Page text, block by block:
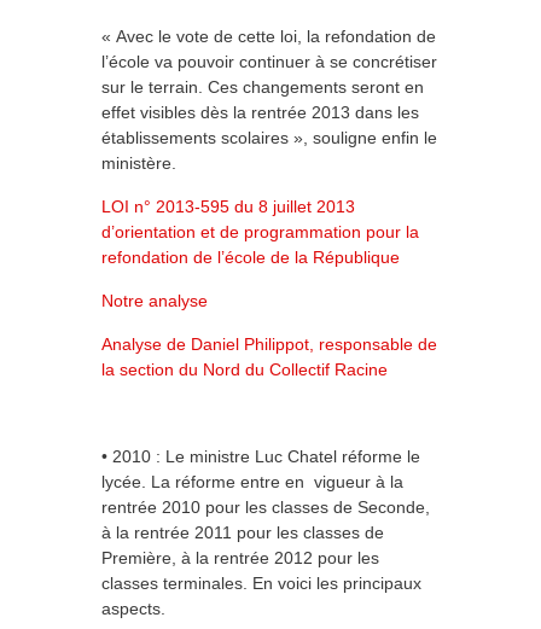
« Avec le vote de cette loi, la refondation de
l’école va pouvoir continuer à se concrétiser
sur le terrain. Ces changements seront en
effet visibles dès la rentrée 2013 dans les
établissements scolaires », souligne enfin le
ministère.
LOI n° 2013-595 du 8 juillet 2013
d’orientation et de programmation pour la
refondation de l’école de la République
Notre analyse
Analyse de Daniel Philippot, responsable de
la section du Nord du Collectif Racine
• 2010 : Le ministre Luc Chatel réforme le
lycée. La réforme entre en vigueur à la
rentrée 2010 pour les classes de Seconde,
à la rentrée 2011 pour les classes de
Première, à la rentrée 2012 pour les
classes terminales. En voici les principaux
aspects.